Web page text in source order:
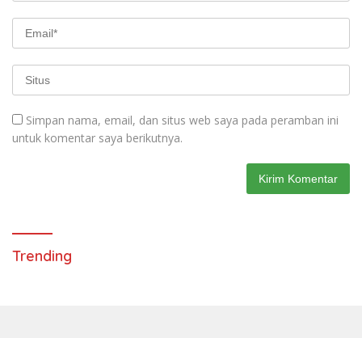
Simpan nama, email, dan situs web saya pada peramban ini
untuk komentar saya berikutnya.
Trending